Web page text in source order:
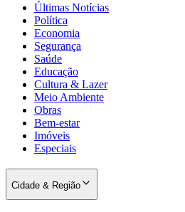
Últimas Notícias
Política
Economia
Segurança
Saúde
Educação
Cultura & Lazer
Meio Ambiente
Obras
Bem-estar
Imóveis
Especiais
Cidade & Região